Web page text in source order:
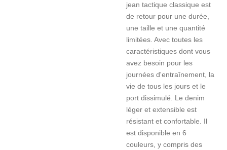
jean tactique classique est
de retour pour une durée,
une taille et une quantité
limitées. Avec toutes les
caractéristiques dont vous
avez besoin pour les
journées d'entraînement, la
vie de tous les jours et le
port dissimulé. Le denim
léger et extensible est
résistant et confortable. Il
est disponible en 6
couleurs, y compris des